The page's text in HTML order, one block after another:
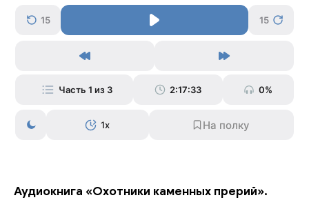
15 15
Часть 1 из 3 2:17:33 0%
1x
Аудиокнига «Охотники каменных прерий».